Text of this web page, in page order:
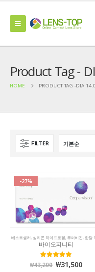
Product Tag -
HOME PRODUCT TAG -DIA 14.0
FILTER
-27%
베스트셀러 실리콘 하이드로겔 쿠퍼비젼 한달
바이오피니티
5.00 out of 5
₩43,200 ₩31,500